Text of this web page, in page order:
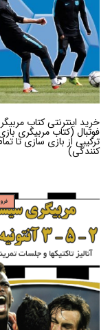
خرید اینترنتی کتاب
فوتبال (کتاب مربیگری
ترکیبی از بازی سازی تا
کنندگی)